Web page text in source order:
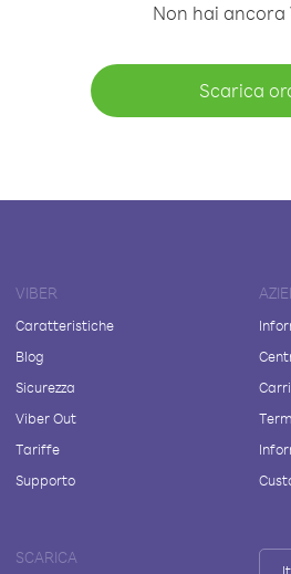
Non hai ancora
Scarica
VIBER
Caratteristiche
Blog
Sicurezza
Viber Out
Tariffe
Supporto
SCARICA